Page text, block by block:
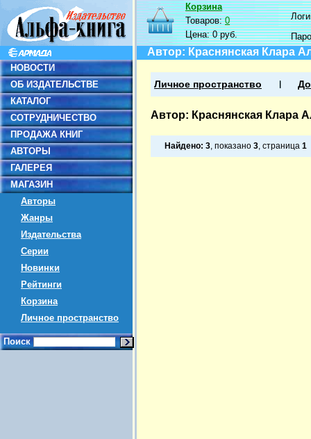
НОВОСТИ
ОБ ИЗДАТЕЛЬСТВЕ
КАТАЛОГ
СОТРУДНИЧЕСТВО
ПРОДАЖА КНИГ
АВТОРЫ
ГАЛЕРЕЯ
МАГАЗИН
Авторы
Жанры
Издательства
Серии
Новинки
Рейтинги
Корзина
Личное пространство
Поиск
Корзина
Товаров:0
Цена:0 руб.
Автор: Краснянская Клара
Личное пространство
Автор: Краснянская Клара
Найдено: 3, показано 3, страница 1